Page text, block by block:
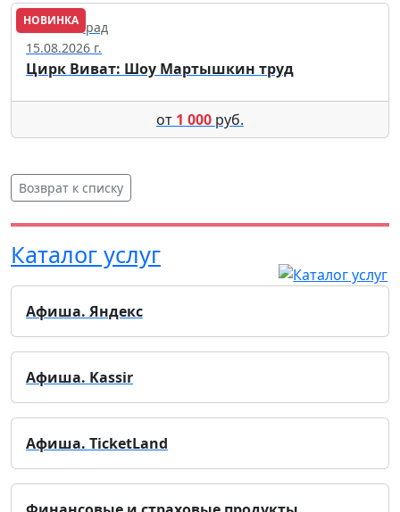
НОВИНКА
Калининград
15.08.2026 г.
Цирк Виват: Шоу Мартышкин труд
от 1 000 руб.
Возврат к списку
Каталог услуг
Афиша. Яндекс
Афиша. Kassir
Афиша. TicketLand